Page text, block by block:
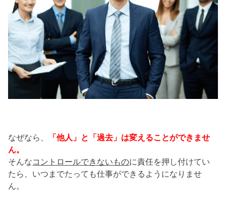
なぜなら、
「他人」と「過去」は変えることができませ
ん。
そんなコントロールできないものに責任を押し付けてい
たら、いつまでたっても仕事ができるようになりませ
ん。